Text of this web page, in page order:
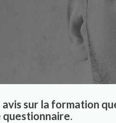
avis sur la formation
questionnaire.